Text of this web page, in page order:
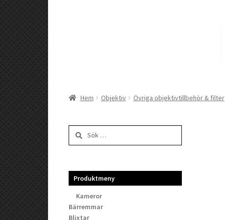
Hem Objektiv Övriga objektivtillbehör & filter
Sök
efter:
Produktmeny
Kameror
Bärremmar
Blixtar